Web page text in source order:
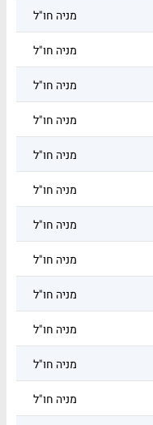
מניה חו"ל
מניה חו"ל
מניה חו"ל
מניה חו"ל
מניה חו"ל
מניה חו"ל
מניה חו"ל
מניה חו"ל
מניה חו"ל
מניה חו"ל
מניה חו"ל
מניה חו"ל